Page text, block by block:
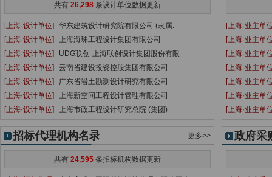
共有 26,298 条设计单位数据更新
[上海·设计单位]
华东建筑设计研究院有限公司 (隶属:
[上海·设计单位]
上海海珠工程设计集团有限公司
[上海·设计单位]
UDG联创-上海联创设计集团股份有限
[上海·设计单位]
云南省建设投资控股集团有限公司
[上海·设计单位]
广东省岩土勘测设计研究有限公司
[上海·设计单位]
上海新空间工程设计管理有限公司
[上海·设计单位]
上海市政工程设计研究总院 (集团)
[上海·业主单
[上海·业主单
[上海·业主单
[上海·业主单
[上海·业主单
[上海·业主单
[上海·业主单
招标代理机构名录 更多>>
共有 24,595 条招标机构数据更新
政府采